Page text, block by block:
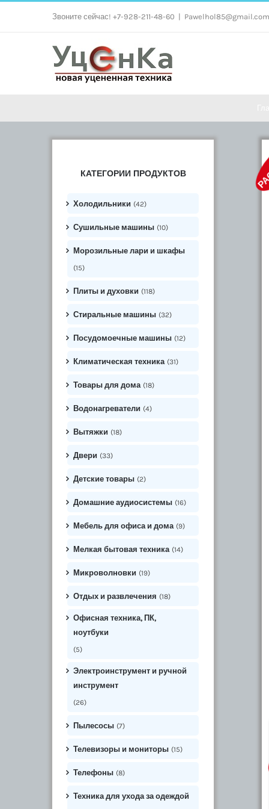
Звоните сейчас! +7-928-211-48-60 Pawelhol85@gmail.com
КАТЕГОРИИ ПРОДУКТОВ
Холодильники (42)
Сушильные машины (10)
Морозильные лари и шкафы
(15)
Плиты и духовки (118)
Стиральные машины (32)
Посудомоечные машины (12)
Климатическая техника (31)
Товары для дома (18)
Водонагреватели (4)
Вытяжки (18)
Двери (33)
Детские товары (2)
Домашние аудиосистемы (16)
Мебель для офиса и дома (9)
Мелкая бытовая техника (14)
Микроволновки (19)
Отдых и развлечения (18)
Офисная техника, ПК,
ноутбуки
(5)
Электроинструмент и ручной
инструмент
(26)
Пылесосы (7)
Телевизоры и мониторы (15)
Телефоны (8)
Техника для ухода за одеждой